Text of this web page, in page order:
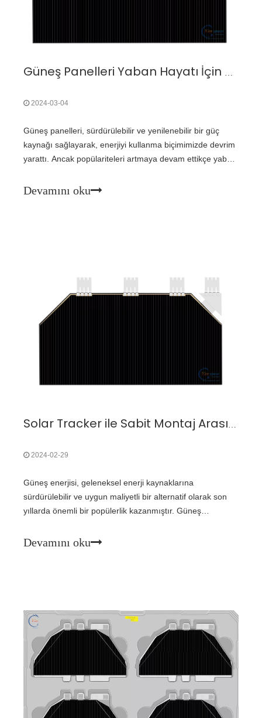
2024-03-04
Güneş panelleri, sürdürülebilir ve yenilenebilir bir güç
kaynağı sağlayarak, enerjiyi kullanma biçimimizde devrim
yarattı. Ancak popülariteleri artmaya devam ettikçe yaban
çıktı. Bu yazıda şu soruyu ele alacağız: Güneş panelleri
Devamını oku
2024-02-29
Güneş enerjisi, geleneksel enerji kaynaklarına
sürdürülebilir ve uygun maliyetli bir alternatif olarak son
yıllarda önemli bir popülerlik kazanmıştır. Güneş
yöntemi güneş takip sistemi ve sabit montaj sistemleridir.
Devamını oku